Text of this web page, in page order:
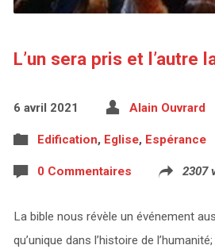
L’un sera pris et l’autre
6 avril 2021 Alain Ouvrard
Edification, Eglise, Espérance
0 Commentaires 2307
La bible nous révèle un événement
qu’unique dans l’histoire de